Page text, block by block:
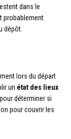
dans le
probablement
dépôt.
lors du départ
un état des lieux
déterminer si
pour couvrir les